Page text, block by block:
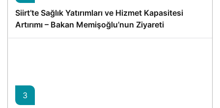
Siirt’te Sağlık Yatırımları ve Hizmet Kapasitesi
Artırımı – Bakan Memişoğlu’nun Ziyareti
3